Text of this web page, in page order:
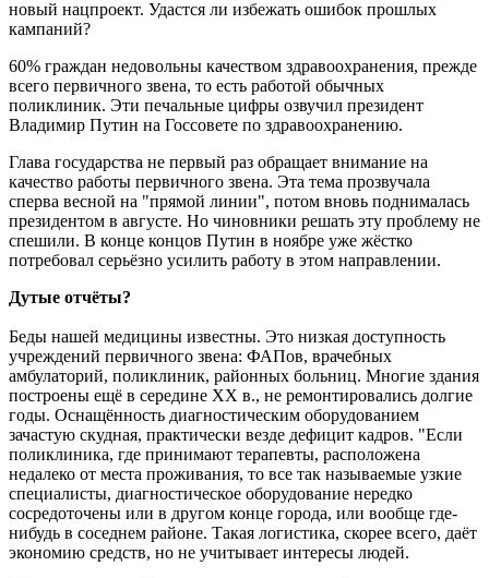
новый нацпроект. Удастся ли избежать ошибок прошлых
кампаний?
60% граждан недовольны качеством здравоохранения, прежде
всего первичного звена, то есть работой обычных
поликлиник. Эти печальные цифры озвучил президент
Владимир Путин на Госсовете по здравоохранению.
Глава государства не первый раз обращает внимание на
качество работы первичного звена. Эта тема прозвучала
сперва весной на "прямой линии", потом вновь поднималась
президентом в августе. Но чиновники решать эту проблему не
спешили. В конце концов Путин в ноябре уже жёстко
потребовал серьёзно усилить работу в этом направлении.
Дутые отчёты?
Беды нашей медицины известны. Это низкая доступность
учреждений первичного звена: ФАПов, врачебных
амбулаторий, поликлиник, районных больниц. Многие здания
построены ещё в середине ХХ в., не ремонтировались долгие
годы. Оснащённость диагностическим оборудованием
зачастую скудная, практически везде дефицит кадров. "Если
поликлиника, где принимают терапевты, расположена
недалеко от места проживания, то все так называемые узкие
специалисты, диагностическое оборудование нередко
сосредоточены или в другом конце города, или вообще где-
нибудь в соседнем районе. Такая логистика, скорее всего, даёт
экономию средств, но не учитывает интересы людей.